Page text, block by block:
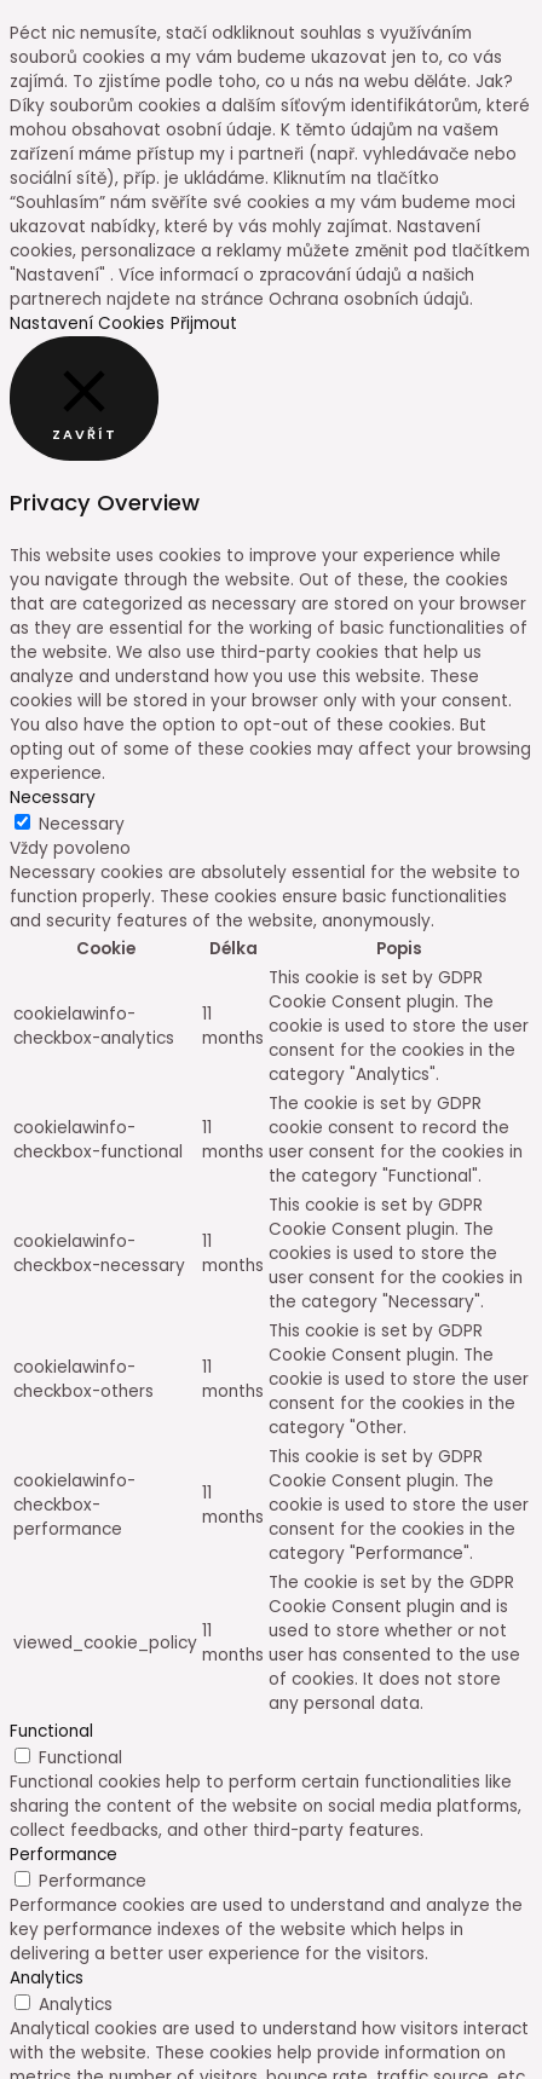
Péct nic nemusíte, stačí odkliknout souhlas s využíváním
souborů cookies a my vám budeme ukazovat jen to, co vás
zajímá. To zjistíme podle toho, co u nás na webu děláte. Jak?
Díky souborům cookies a dalším síťovým identifikátorům, které
mohou obsahovat osobní údaje. K těmto údajům na vašem
zařízení máme přístup my i partneři (např. vyhledávače nebo
sociální sítě), příp. je ukládáme. Kliknutím na tlačítko
“Souhlasím” nám svěříte své cookies a my vám budeme moci
ukazovat nabídky, které by vás mohly zajímat. Nastavení
cookies, personalizace a reklamy můžete změnit pod tlačítkem
"Nastavení" . Více informací o zpracování údajů a našich
partnerech najdete na stránce Ochrana osobních údajů.
Nastavení Cookies Přijmout
ZAVŘÍT
Privacy Overview
This website uses cookies to improve your experience while
you navigate through the website. Out of these, the cookies
that are categorized as necessary are stored on your browser
as they are essential for the working of basic functionalities of
the website. We also use third-party cookies that help us
analyze and understand how you use this website. These
cookies will be stored in your browser only with your consent.
You also have the option to opt-out of these cookies. But
opting out of some of these cookies may affect your browsing
experience.
Necessary
Necessary
Vždy povoleno
Necessary cookies are absolutely essential for the website to
function properly. These cookies ensure basic functionalities
and security features of the website, anonymously.
Cookie
Délka Popis
cookielawinfo-
checkbox-analytics
11
months
This cookie is set by GDPR
Cookie Consent plugin. The
cookie is used to store the user
consent for the cookies in the
category "Analytics".
cookielawinfo-
checkbox-functional
11
months
The cookie is set by GDPR
cookie consent to record the
user consent for the cookies in
the category "Functional".
cookielawinfo-
checkbox-necessary
11
months
This cookie is set by GDPR
Cookie Consent plugin. The
cookies is used to store the
user consent for the cookies in
the category "Necessary".
cookielawinfo-
checkbox-others
11
months
This cookie is set by GDPR
Cookie Consent plugin. The
cookie is used to store the user
consent for the cookies in the
category "Other.
cookielawinfo-
checkbox-
performance
11
months
This cookie is set by GDPR
Cookie Consent plugin. The
cookie is used to store the user
consent for the cookies in the
category "Performance".
viewed_cookie_policy
11
months
The cookie is set by the GDPR
Cookie Consent plugin and is
used to store whether or not
user has consented to the use
of cookies. It does not store
any personal data.
Functional
Functional
Functional cookies help to perform certain functionalities like
sharing the content of the website on social media platforms,
collect feedbacks, and other third-party features.
Performance
Performance
Performance cookies are used to understand and analyze the
key performance indexes of the website which helps in
delivering a better user experience for the visitors.
Analytics
Analytics
Analytical cookies are used to understand how visitors interact
with the website. These cookies help provide information on